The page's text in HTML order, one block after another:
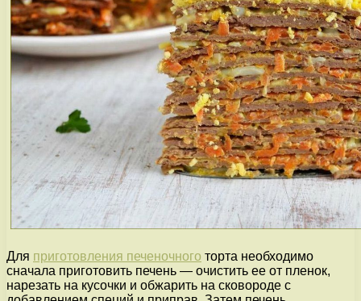
Для приготовления печеночного торта необходимо
сначала приготовить печень — очистить ее от пленок,
нарезать на кусочки и обжарить на сковороде с